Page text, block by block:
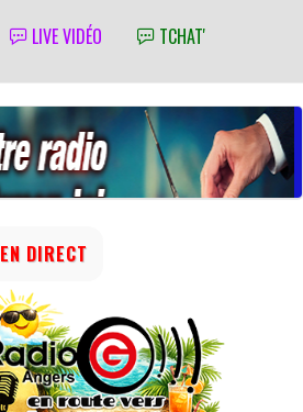
LIVE VIDÉO TCHAT'
EN DIRECT